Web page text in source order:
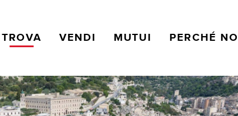
TROVA VENDI MUTUI PERCHÉ NOI